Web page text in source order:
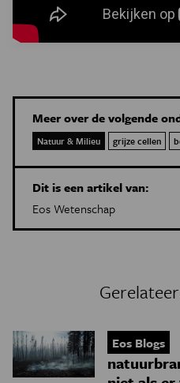
Meer over de volgende
Natuur & Milieu grijze cellen
Dit is een artikel van:
Eos Wetenschap
Eos Blogs